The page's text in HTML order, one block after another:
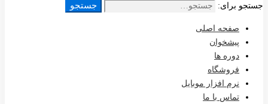
جستجو برای: جستجو
صفحه اصلی
پیشخوان
دوره ها
فروشگاه
نرم افزار موبایل
تماس با ما